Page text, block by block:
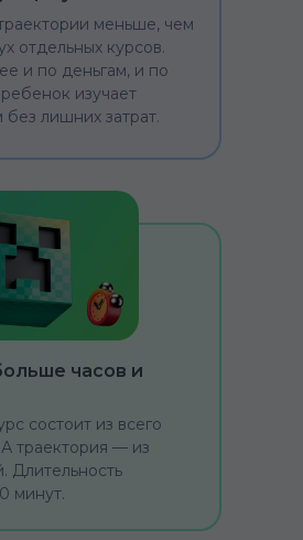
меньше, чем
отдельных курсов.
и по деньгам, и по
ребенок изучает
лишних затрат.
часов и
состоит из всего
А траектория — из
Длительность
минут.